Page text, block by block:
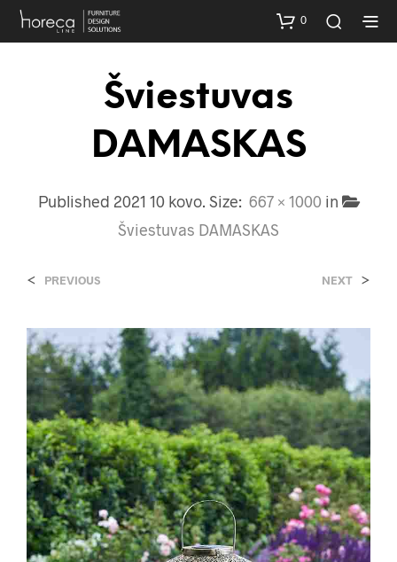
0
Šviestuvas
DAMASKAS
Published 2021 10 kovo. Size: 667 × 1000 in
Šviestuvas DAMASKAS
< PREVIOUS NEXT >